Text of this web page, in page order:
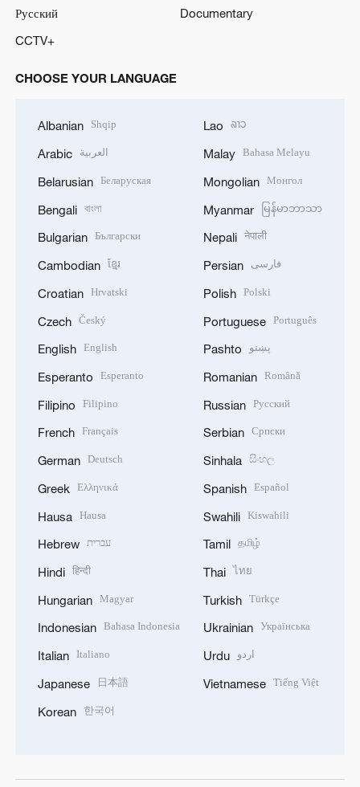
Русский
Documentary
CCTV+
CHOOSE YOUR LANGUAGE
Albanian Shqip
Arabic العربية
Belarusian Беларуская
Bengali বাংলা
Bulgarian Български
Cambodian ខ្មែរ
Croatian Hrvatski
Czech Český
English English
Esperanto Esperanto
Filipino Filipino
French Français
German Deutsch
Greek Ελληνικά
Hausa Hausa
Hebrew עברית
Hindi हिन्दी
Hungarian Magyar
Indonesian Bahasa Indonesia
Italian Italiano
Japanese 日本語
Korean 한국어
Lao ລາວ
Malay Bahasa Melayu
Mongolian Монгол
Myanmar မြန်မာဘာသာ
Nepali नेपाली
Persian فارسی
Polish Polski
Portuguese Português
Pashto پښتو
Romanian Română
Russian Русский
Serbian Српски
Sinhala සිංහල
Spanish Español
Swahili Kiswahili
Tamil தமிழ்
Thai ไทย
Turkish Türkçe
Ukrainian Українська
Urdu اردو
Vietnamese Tiếng Việt